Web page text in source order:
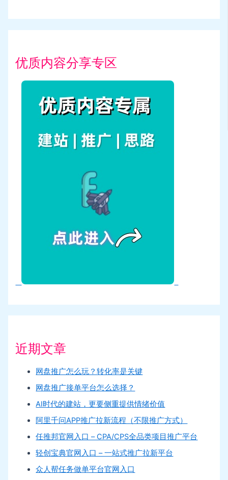
优质内容分享专区
近期文章
网盘推广怎么玩？转化率是关键
网盘推广接单平台怎么选择？
AI时代的建站，更要侧重提供情绪价值
阿里千问APP推广拉新流程（不限推广方式）
任推邦官网入口 – CPA/CPS全品类项目推广平台
轻创宝典官网入口 – 一站式推广拉新平台
众人帮任务做单平台官网入口